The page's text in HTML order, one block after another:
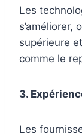
Les
s’améliorer,
supérieure
comme le
3.
Les